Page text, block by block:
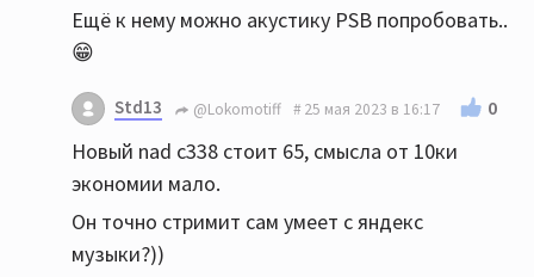
Ещё к нему можно акустику PSB попробовать..
😁
Std13 @Lokomotiff 25 мая 2023 в 16:17 0
Новый nad c338 стоит 65, смысла от 10ки
экономии мало.
Он точно стримит сам умеет с яндекс
музыки?))